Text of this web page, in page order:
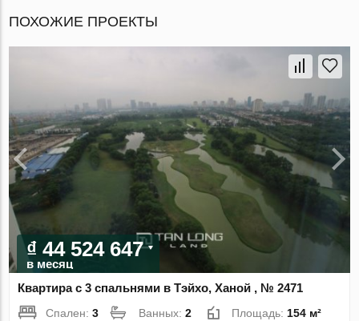
ПОХОЖИЕ ПРОЕКТЫ
₫ 44 524 647
в месяц
Квартира с 3 спальнями в Тэйхо, Ханой , № 2471
Спален:3 Ванных:2 Площадь:154 м²